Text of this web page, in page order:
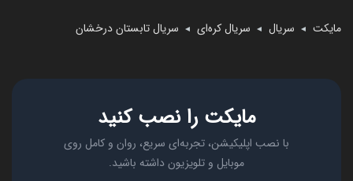
مایکت ◄ سریال ◄ سریال کره‌ای ◄ سریال تابستان درخشان
مایکت را نصب کنید
با نصب اپلیکیشن، تجربه‌ای سریع، روان و کامل روی
موبایل و تلویزیون داشته باشید.